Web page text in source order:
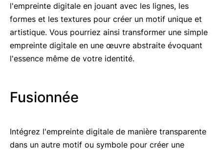
l'empreinte digitale en jouant avec les lignes, les
formes et les textures pour créer un motif unique et
artistique. Vous pourriez ainsi transformer une simple
empreinte digitale en une œuvre abstraite évoquant
l'essence même de votre identité.
Fusionnée
Intégrez l'empreinte digitale de manière transparente
dans un autre motif ou symbole pour créer une